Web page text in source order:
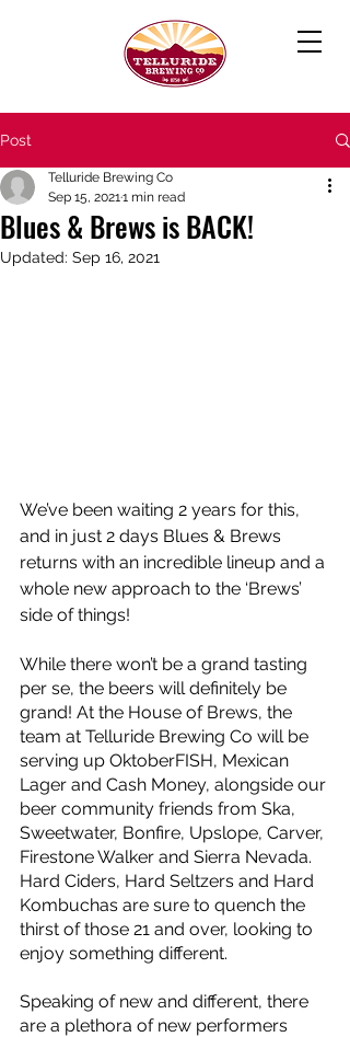
Post
Blues & Brews is BACK!
Telluride Brewing Co
Sep 15, 20211 min read
Updated: Sep 16, 2021
We’ve been waiting 2 years for this,
and in just 2 days Blues & Brews
returns with an incredible lineup and a
whole new approach to the ‘Brews’
side of things!
While there won’t be a grand tasting
per se, the beers will definitely be
grand! At the House of Brews, the
team at Telluride Brewing Co will be
serving up OktoberFISH, Mexican
Lager and Cash Money, alongside our
beer community friends from Ska,
Sweetwater, Bonfire, Upslope, Carver,
Firestone Walker and Sierra Nevada.
Hard Ciders, Hard Seltzers and Hard
Kombuchas are sure to quench the
thirst of those 21 and over, looking to
enjoy something different.
Speaking of new and different, there
are a plethora of new performers